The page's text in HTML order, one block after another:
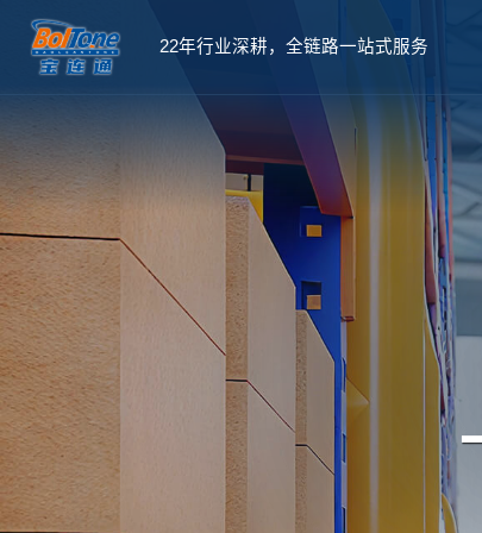
22年行业深耕，全链路一站式服务